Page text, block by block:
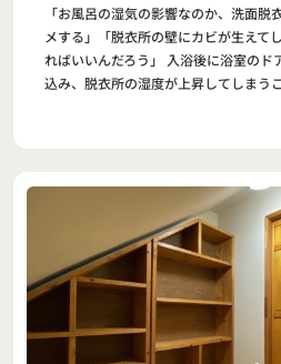
「お風呂の湿気の影響なのか、洗面脱
メする」「脱衣所の壁にカビが生えて
ればいいんだろう」 入浴後に浴室のドアを開けることで湿気が流れ
込み、脱衣所の湿度が上昇してしまうこと